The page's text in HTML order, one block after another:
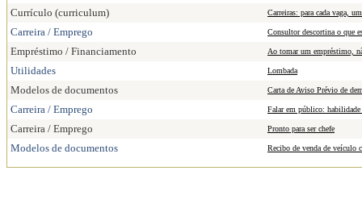
Currículo (curriculum) Carreiras: para cada vaga,
Carreira / Emprego Consultor descortina o que
Empréstimo / Financiamento Ao tomar um empréstimo,
Utilidades Lombada
Modelos de documentos Carta de Aviso Prévio de
Carreira / Emprego Falar em público: habilidade
Carreira / Emprego Pronto para ser chefe
Modelos de documentos Recibo de venda de veículo